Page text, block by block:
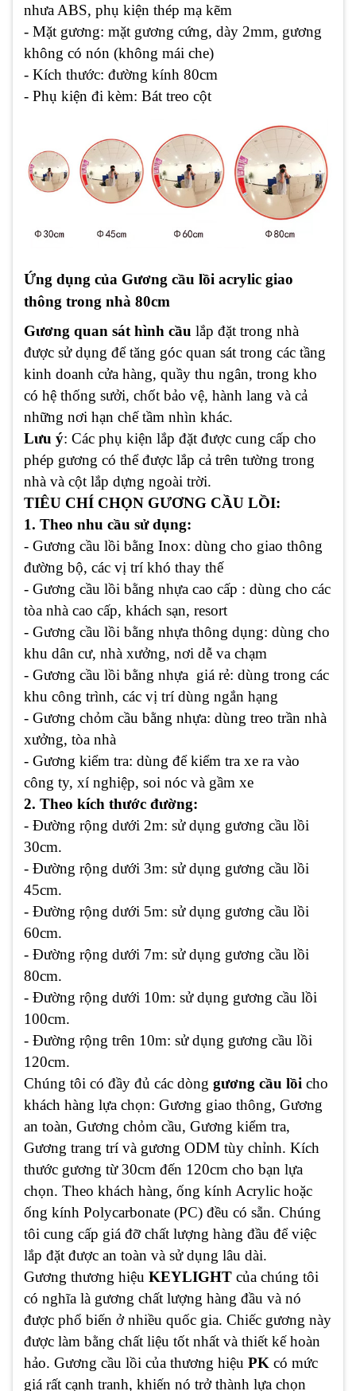
nhưa ABS, phụ kiện thép mạ kẽm
- Mặt gương: mặt gương cứng, dày 2mm, gương
không có nón (không mái che)
- Kích thước: đường kính 80cm
- Phụ kiện đi kèm: Bát treo cột
Ứng dụng của Gương cầu lồi acrylic giao
thông trong nhà 80cm
Gương quan sát hình cầu lắp đặt trong nhà
được sử dụng để tăng góc quan sát trong các tầng
kinh doanh cửa hàng, quầy thu ngân, trong kho
có hệ thống sưởi, chốt bảo vệ, hành lang và cả
những nơi hạn chế tầm nhìn khác.
Lưu ý: Các phụ kiện lắp đặt được cung cấp cho
phép gương có thể được lắp cả trên tường trong
nhà và cột lắp dựng ngoài trời.
TIÊU CHÍ CHỌN GƯƠNG CẦU LỒI:
1. Theo nhu cầu sử dụng:
- Gương cầu lồi bằng Inox: dùng cho giao thông
đường bộ, các vị trí khó thay thế
- Gương cầu lồi bằng nhựa cao cấp : dùng cho các
tòa nhà cao cấp, khách sạn, resort
- Gương cầu lồi bằng nhựa thông dụng: dùng cho
khu dân cư, nhà xưởng, nơi dễ va chạm
- Gương cầu lồi bằng nhựa giá rẻ: dùng trong các
khu công trình, các vị trí dùng ngắn hạng
- Gương chỏm cầu bằng nhựa: dùng treo trần nhà
xưởng, tòa nhà
- Gương kiểm tra: dùng để kiểm tra xe ra vào
công ty, xí nghiệp, soi nóc và gầm xe
2. Theo kích thước đường:
- Đường rộng dưới 2m: sử dụng gương cầu lồi
30cm.
- Đường rộng dưới 3m: sử dụng gương cầu lồi
45cm.
- Đường rộng dưới 5m: sử dụng gương cầu lồi
60cm.
- Đường rộng dưới 7m: sử dụng gương cầu lồi
80cm.
- Đường rộng dưới 10m: sử dụng gương cầu lồi
100cm.
- Đường rộng trên 10m: sử dụng gương cầu lồi
120cm.
Chúng tôi có đầy đủ các dòng gương cầu lồi cho
khách hàng lựa chọn: Gương giao thông, Gương
an toàn, Gương chỏm cầu, Gương kiểm tra,
Gương trang trí và gương ODM tùy chỉnh. Kích
thước gương từ 30cm đến 120cm cho bạn lựa
chọn. Theo khách hàng, ống kính Acrylic hoặc
ống kính Polycarbonate (PC) đều có sẵn. Chúng
tôi cung cấp giá đỡ chất lượng hàng đầu để việc
lắp đặt được an toàn và sử dụng lâu dài.
Gương thương hiệu KEYLIGHT của chúng tôi
có nghĩa là gương chất lượng hàng đầu và nó
được phổ biến ở nhiều quốc gia. Chiếc gương này
được làm bằng chất liệu tốt nhất và thiết kế hoàn
hảo. Gương cầu lồi của thương hiệu PK có mức
giá rất cạnh tranh, khiến nó trở thành lựa chọn